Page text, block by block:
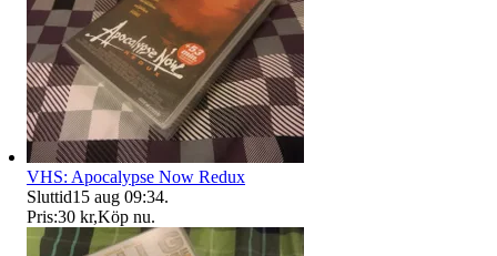
VHS: Apocalypse Now Redux
Sluttid15 aug 09:34.
Pris:30 kr,Köp nu.